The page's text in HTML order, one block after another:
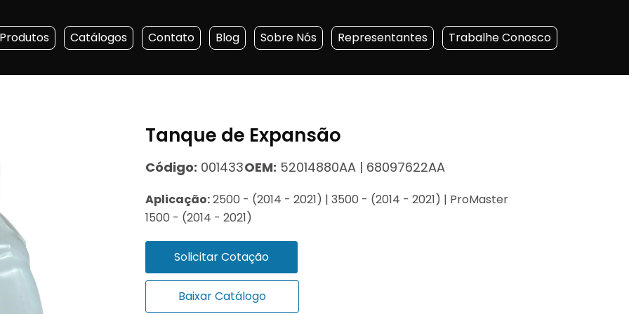
Produtos Catálogos Contato Blog Sobre Nós Representantes Trabalhe Conosco
Tanque de Expansão
Código: 001433OEM: 52014880AA | 68097622AA
Aplicação:2500 - (2014 - 2021) | 3500 - (2014 - 2021) | ProMaster
1500 - (2014 - 2021)
Solicitar Cotação
Baixar Catálogo